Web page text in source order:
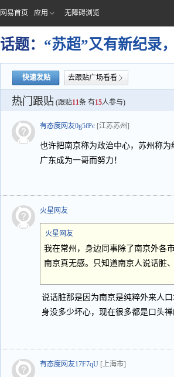
网易首页 应用 无障碍浏览
话题： “苏超”又有新纪录
快速发贴 去跟贴广场看看
热门跟贴 (跟贴11条 有15人参与)
有态度网友0g5fPc [江苏苏州]
也许把南京称为政治中心，苏州称
广东成为一哥而努力！
火星网友
火星网友
我在常州，身边同事除了南京外各
南京真无感。只知道南京人说话脏
说话脏那是因为南京是纯粹外来人
身没多少坏心，现在很多都是口头禅
有态度网友17F7qU [上海市]